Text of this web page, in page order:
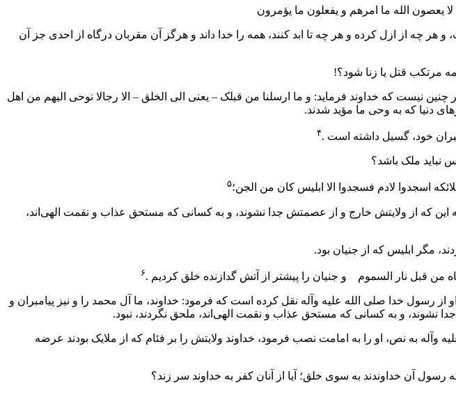
یعصون الله ما امرهم و یفعلون ما یؤمرون
چه از ازل کرده و هر چه تا ابد کنند، همه را خدا داند و هرگز آن مقربان درگاه از احدی جز آن
مرتکب قتل یا زنا شود؟!
چنین نیست که خداوند فرماید: و ما ارسلنا من قبلک – یعنی الی الخلق – الا رجالا نوحی الیهم من اهل
دنیا که به وحی ما مؤید شدند.
خود، گسیل داشته است .۴
نباید ملک باشد؟
اسجدوا لادم فسجدوا الا ابلیس کان من الجن؛۵
به این که از ولایتش خارج و از عصمتش جدا نشوند، و به کسانی که مستحق عذاب و نقمت الهی‌اند،
مگر ابلیس که از جنیان بود.
من قبل نار السموم و جنیان را پیشتر از آتش گدازنده خلق کردیم .۶
از رسول خدا صلی الله علیه وآله نقل کرده است که فرمود: خداوند، ما آل محمد را و نیز پیامبران و
نشوند، و به کسانی که مستحق عذاب و نقمت الهی‌اند، ملحق نگردند، نبود.
به نص، او را به امامت نصب فرمود، خداوند ولایتش را بر فئام که از ملایک بودند عرضه
که رسول آن خداوندند به سوی خلق؛ آیا از آنان کفر به خداوند سر زند؟